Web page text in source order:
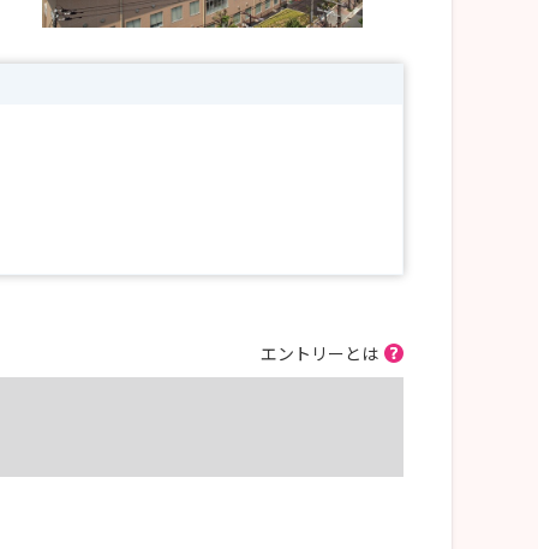
エントリーとは